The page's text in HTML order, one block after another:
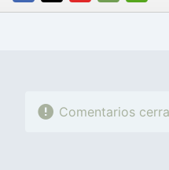
FACEBOOK
TWITTERFLIPBOARD
E-
Comentarios